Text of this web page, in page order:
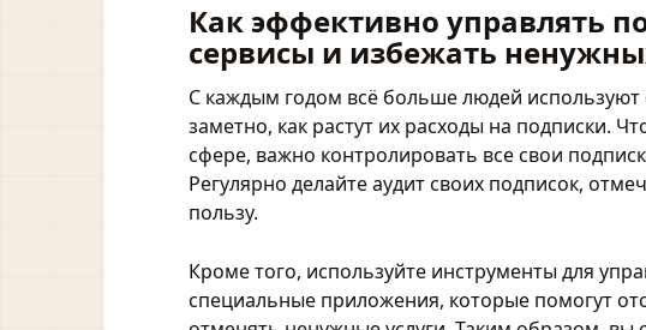
Как эффективно управлять
сервисы и избежать
С каждым годом всё больше людей используют
заметно, как растут их расходы на подписки.
сфере, важно контролировать все свои
Регулярно делайте аудит своих подписок,
пользу.
Кроме того, используйте инструменты для
специальные приложения, которые помогут